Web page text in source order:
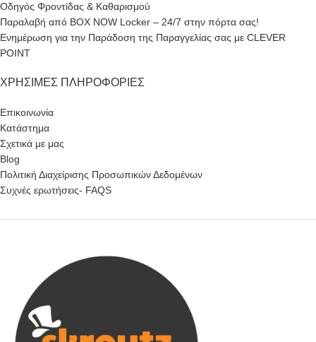
Οδηγός Φροντίδας & Καθαρισμού
Παραλαβή από BOX NOW Locker – 24/7 στην πόρτα σας!
Ενημέρωση για την Παράδοση της Παραγγελίας σας με CLEVER
POINT
ΧΡΉΣΙΜΕΣ ΠΛΗΡΟΦΟΡΊΕΣ
Επικοινωνία
Κατάστημα
Σχετικά με μας
Blog
Πολιτική Διαχείρισης Προσωπικών Δεδομένων
Συχνές ερωτήσεις- FAQS